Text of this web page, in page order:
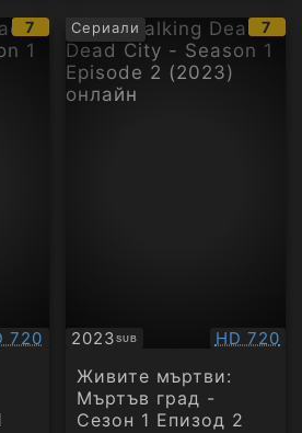
IMDb
рейтинг:
7
720
Сериали 7
2023SUB
Субтитри HD 720
Живите мъртви:
Мъртъв град -
Сезон 1 Епизод 2